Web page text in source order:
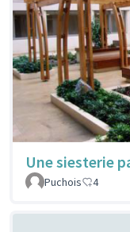
Une siesterie
Puchois
4